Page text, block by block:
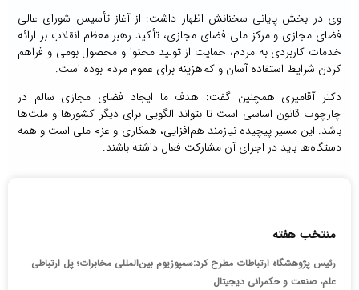
وی در بخش پایانی سخنانش اظهار داشت: از آغاز تأسیس شورای عالی
فضای مجازی و مرکز ملی فضای مجازی، تأکید رهبر معظم انقلاب بر ارائه
خدمات کاربردی به مردم، حمایت از تولید محتوا و محصول بومی و فراهم
کردن شرایط استفاده آسان و کم‌هزینه برای عموم مردم بوده است.
دکتر آقامیری همچنین گفت: هدف ما ایجاد فضای مجازی سالم در
چارچوب قانون اساسی است تا بتواند الگویی برای دیگر کشورها و ملت‌ها
باشد. این مسیر پیچیده نیازمند هم‌افزایی، همکاری و عزم ملی است و همه
دستگاه‌ها باید در اجرای آن مشارکت فعال داشته باشند.
منتخب هفته
رئیس پژوهشگاه ارتباطات مطرح کرد:سمپوزیوم بین‌المللی مخابرات؛ پل ارتباطی
علم، صنعت و حکمرانی دیجیتال